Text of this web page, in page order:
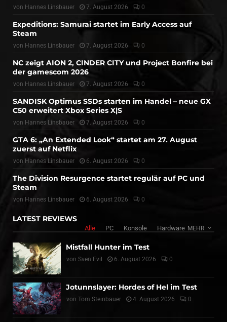
von Hannes Linsbauer 7. August 2026 0
Expeditions: Samurai startet im Early Access auf
Steam
von Hannes Linsbauer 7. August 2026 0
NC zeigt AION 2, CINDER CITY und Project Bonfire bei
der gamescom 2026
von Hannes Linsbauer 7. August 2026 0
SANDISK Optimus SSDs starten im Handel – neue GX
C50 erweitert Xbox Series X|S
von Hannes Linsbauer 7. August 2026 0
GTA 6: „An Extended Look“ startet am 27. August
zuerst auf Netflix
von Hannes Linsbauer 6. August 2026 0
The Division Resurgence startet regulär auf PC und
Steam
von Hannes Linsbauer 6. August 2026 0
LATEST REVIEWS
Alle PC Konsole Hardware MEHR
Mistfall Hunter im Test
von Sven Evil 6. August 2026 0
Jotunnslayer: Hordes of Hel im Test
von Tom Steinbauer 4. August 2026 0